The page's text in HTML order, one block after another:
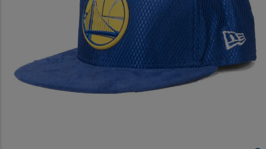
営業：土・日・祝日のみ 12:00-18:00
東京都千代田区神田三崎町２丁目２２−１ 1F